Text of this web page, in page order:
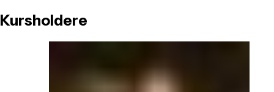
Kursholdere